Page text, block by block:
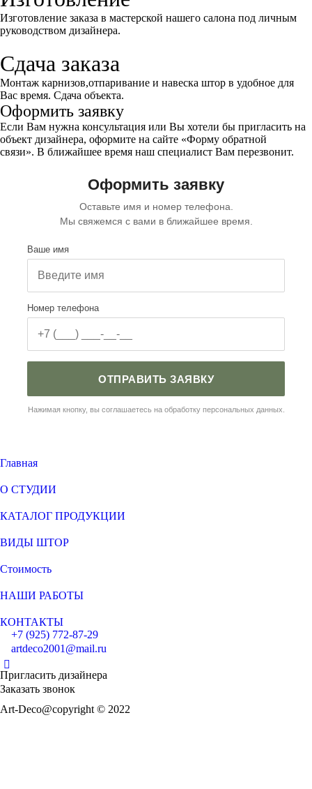
Изготовление заказа в мастерской нашего салона под личным
руководством дизайнера.
Сдача заказа
Монтаж карнизов,отпаривание и навеска штор в удобное для
Вас время. Сдача объекта.
Оформить заявку
Если Вам нужна консультация или Вы хотели бы пригласить на
объект дизайнера, оформите на сайте «Форму обратной
связи». В ближайшее время наш специалист Вам перезвонит.
Оформить заявку
Оставьте имя и номер телефона.
Мы свяжемся с вами в ближайшее время.
Ваше имя
Номер телефона
ОТПРАВИТЬ ЗАЯВКУ
Нажимая кнопку, вы соглашаетесь на обработку персональных данных.
Главная
О СТУДИИ
КАТАЛОГ ПРОДУКЦИИ
ВИДЫ ШТОР
Стоимость
НАШИ РАБОТЫ
КОНТАКТЫ
+7 (925) 772-87-29
artdeco2001@mail.ru
Пригласить дизайнера
Заказать звонок
Art-Deco@copyright © 2022